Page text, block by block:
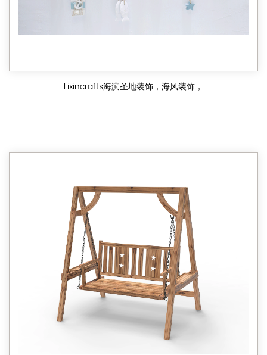
Lixincrafts海滨圣地装饰，海风装饰，